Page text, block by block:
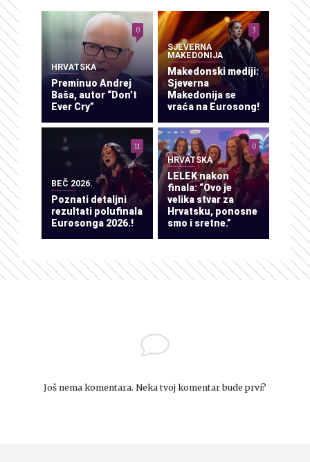
HRVATSKA
Preminuo Andrej
Baša, autor “Don’t
Ever Cry”
0
SJEVERNA
MAKEDONIJA
Makedonski mediji:
Sjeverna
Makedonija se
vraća na Eurosong!
3
BEČ 2026.
Poznati detaljni
rezultati polufinala
Eurosonga 2026.!
11
HRVATSKA
LELEK nakon
finala: “Ovo je
velika stvar za
Hrvatsku, ponosne
smo i sretne.”
0
Još nema komentara. Neka tvoj komentar bude prvi?